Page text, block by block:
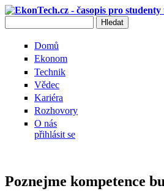
Přejít k hlavnímu obsahu
Domů
Ekonom
Technik
Vědec
Kariéra
Rozhovory
O nás
přihlásit se
Poznejme kompetence